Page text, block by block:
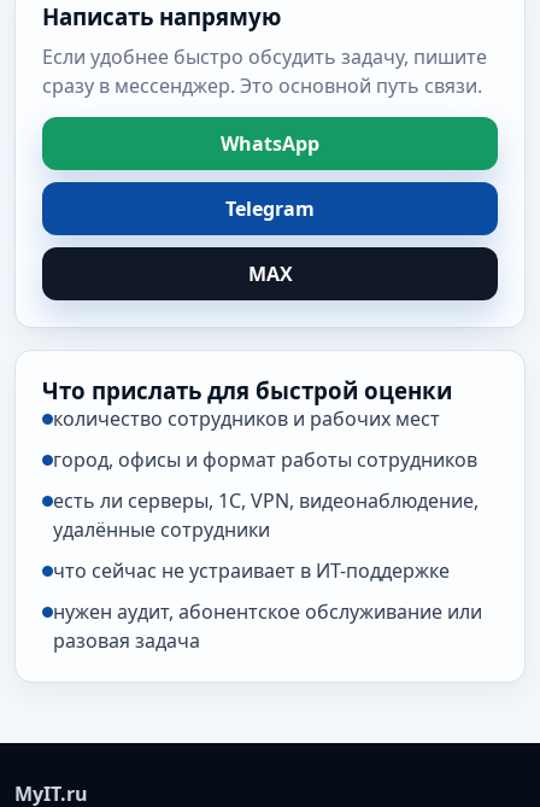
Написать напрямую
Если удобнее быстро обсудить задачу, пишите
сразу в мессенджер. Это основной путь связи.
WhatsApp
Telegram
MAX
Что прислать для быстрой оценки
количество сотрудников и рабочих мест
город, офисы и формат работы сотрудников
есть ли серверы, 1С, VPN, видеонаблюдение,
удалённые сотрудники
что сейчас не устраивает в ИТ-поддержке
нужен аудит, абонентское обслуживание или
разовая задача
MyIT.ru